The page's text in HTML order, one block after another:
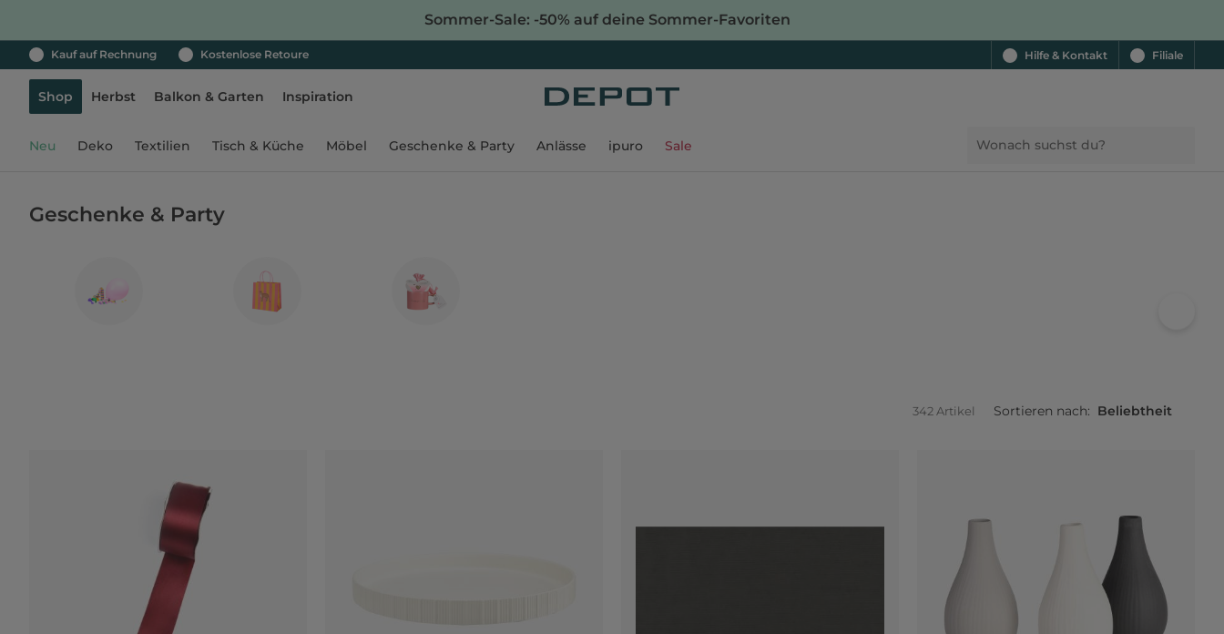
Sommer-Sale: -50% auf deine Sommer-Favoriten
Kauf auf Rechnung Kostenlose Retoure Hilfe & Kontakt Filiale
Shop Herbst Balkon & Garten Inspiration
Neu Deko Textilien Tisch & Küche Möbel Geschenke & Party Anlässe ipuro Sale
Geschenke & Party
342 Artikel Sortieren nach: Beliebtheit